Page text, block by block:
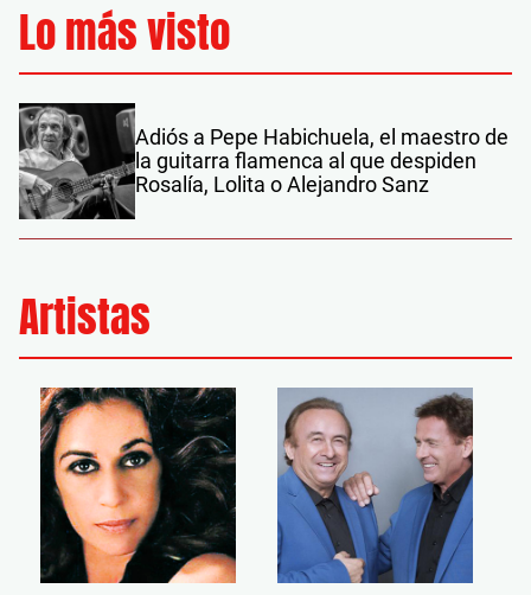
Lo más visto
Adiós a Pepe Habichuela, el maestro de
la guitarra flamenca al que despiden
Rosalía, Lolita o Alejandro Sanz
Artistas